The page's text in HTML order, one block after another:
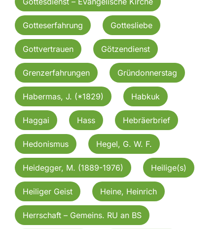
Gotteserfahrung Gottesliebe
Gottvertrauen Götzendienst
Grenzerfahrungen Gründonnerstag
Habermas, J. (*1829) Habkuk
Haggai Hass Hebräerbrief
Hedonismus Hegel, G. W. F.
Heidegger, M. (1889-1976) Heilige(s)
Heiliger Geist Heine, Heinrich
Herrschaft – Gemeins. RU an BS